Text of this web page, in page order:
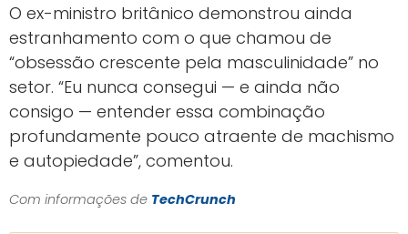
O ex-ministro britânico demonstrou ainda
estranhamento com o que chamou de
“obsessão crescente pela masculinidade” no
setor. “Eu nunca consegui — e ainda não
consigo — entender essa combinação
profundamente pouco atraente de machismo
e autopiedade”, comentou.
Com informações de TechCrunch